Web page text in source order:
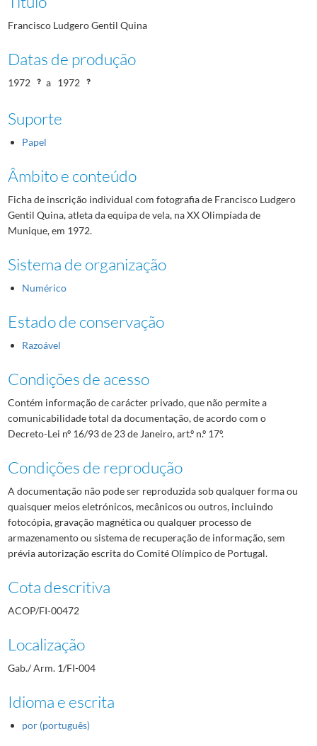
Francisco Ludgero Gentil Quina
Datas de produção
1972 a 1972
Suporte
Papel
Âmbito e conteúdo
Ficha de inscrição individual com fotografia de Francisco Ludgero
Gentil Quina, atleta da equipa de vela, na XX Olimpíada de
Munique, em 1972.
Sistema de organização
Numérico
Estado de conservação
Razoável
Condições de acesso
Contém informação de carácter privado, que não permite a
comunicabilidade total da documentação, de acordo com o
Decreto-Lei nº 16/93 de 23 de Janeiro, art.º n.º 17º.
Condições de reprodução
A documentação não pode ser reproduzida sob qualquer forma ou
quaisquer meios eletrónicos, mecânicos ou outros, incluindo
fotocópia, gravação magnética ou qualquer processo de
armazenamento ou sistema de recuperação de informação, sem
prévia autorização escrita do Comité Olímpico de Portugal.
Cota descritiva
ACOP/FI-00472
Localização
Gab./ Arm. 1/FI-004
Idioma e escrita
por (português)